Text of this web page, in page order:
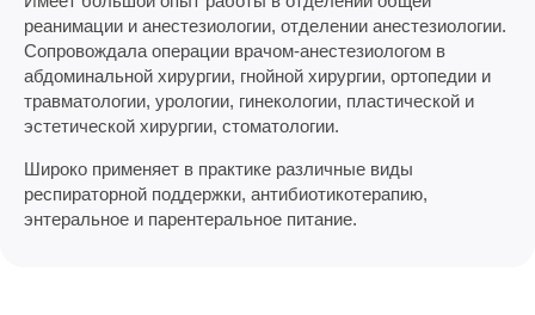
реанимации и анестезиологии, отделении анестезиологии.
Сопровождала операции врачом-анестезиологом в
абдоминальной хирургии, гнойной хирургии, ортопедии и
травматологии, урологии, гинекологии, пластической и
эстетической хирургии, стоматологии.
Широко применяет в практике различные виды
респираторной поддержки, антибиотикотерапию,
энтеральное и парентеральное питание.